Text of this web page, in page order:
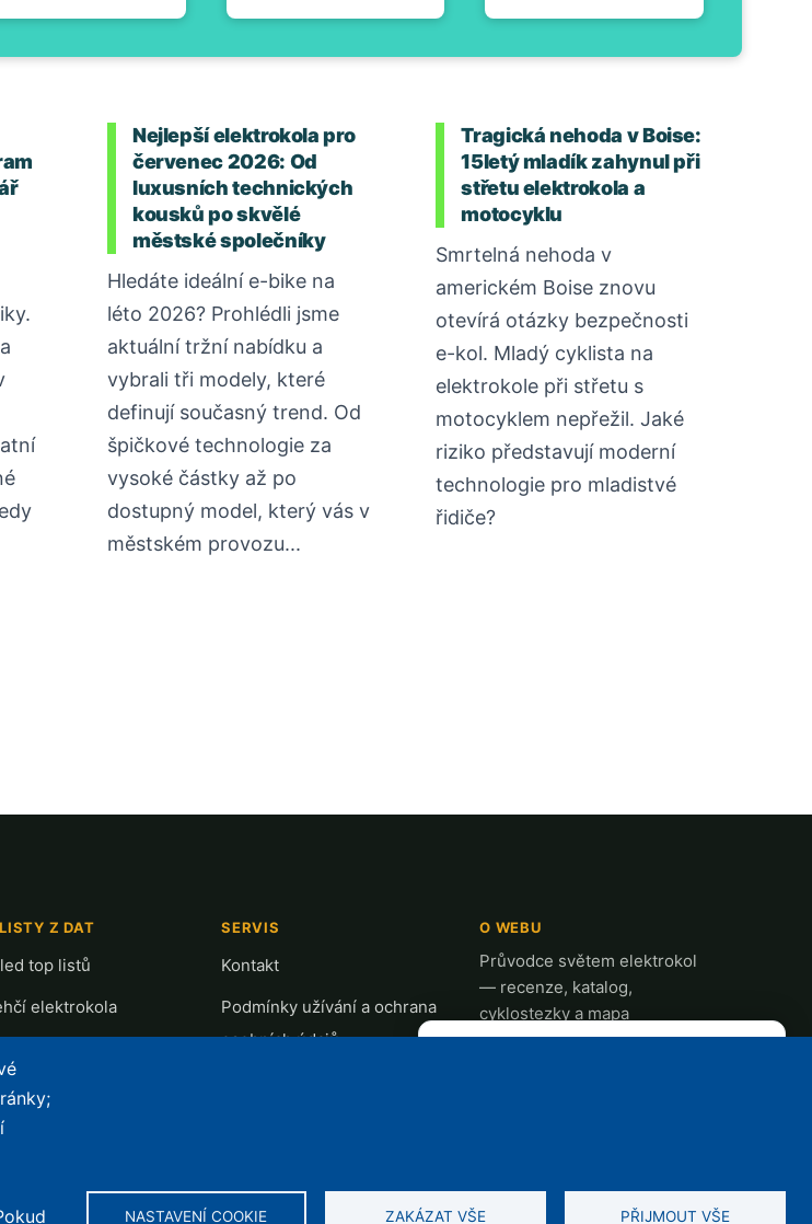
Nejlepší elektrokola pro
červenec 2026: Od
luxusních technických
kousků po skvělé
městské společníky
Hledáte ideální e-bike na
léto 2026? Prohlédli jsme
aktuální tržní nabídku a
vybrali tři modely, které
definují současný trend. Od
špičkové technologie za
vysoké částky až po
dostupný model, který vás v
městském provozu...
Tragická nehoda v Boise:
15letý mladík zahynul při
střetu elektrokola a
motocyklu
Smrtelná nehoda v
americkém Boise znovu
otevírá otázky bezpečnosti
e-kol. Mladý cyklista na
elektrokole při střetu s
motocyklem nepřežil. Jaké
riziko představují moderní
technologie pro mladistvé
řidiče?
Z DAT
top listů
elektrokola
s Bosch CX
poklesy cen
SERVIS
Kontakt
Podmínky užívání a ochrana
osobních údajů
O WEBU
Průvodce světem elektrokol
— recenze, katalog,
cyklostezky a mapa
nabíjecích stanic z celé ČR.
NASTAVENÍ COOKIE ZAKÁZAT VŠE PŘIJMOUT VŠE